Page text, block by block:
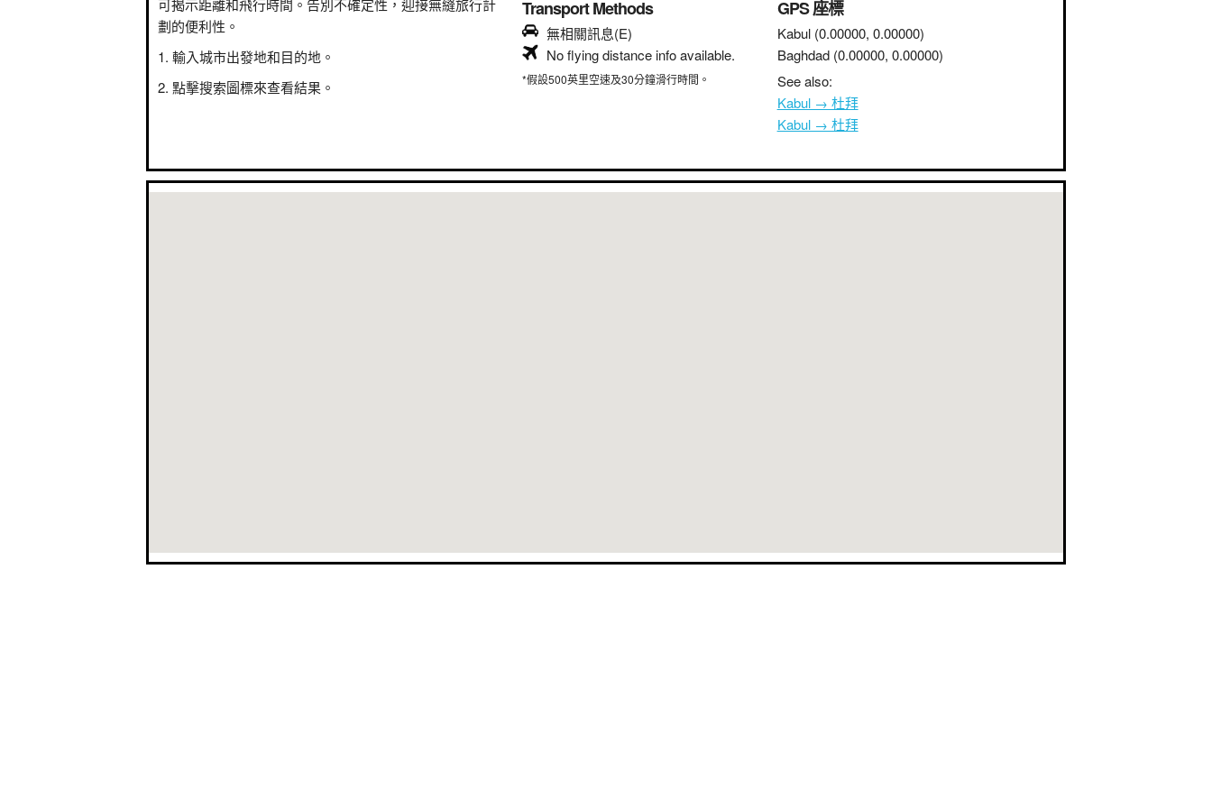
可揭示距離和飛行時間。告別不確定性，迎接無縫旅行計
劃的便利性。
輸入城市出發地和目的地。
點擊搜索圖標來查看結果。
Transport Methods
無相關訊息(E)
No flying distance info available.
*假設500英里空速及30分鐘滑行時間。
GPS 座標
Kabul (0.00000, 0.00000)
Baghdad (0.00000, 0.00000)
See also:
Kabul → 杜拜
Kabul → 杜拜